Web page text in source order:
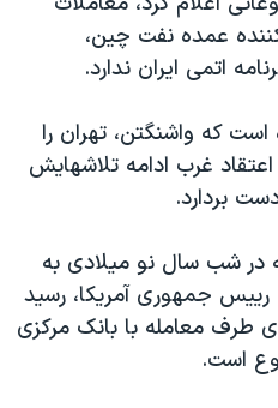
صلح
عمده نفت چين،
اتمی ايران ندارد.
که واشنگتن، تهران را
اعتقاد غرب ادامه تلاشهايش
بردارد.
در شب سال نو ميلادی به
رييس جمهوری آمريکا، رسيد
طرف معامله با بانک مرکزی
است.